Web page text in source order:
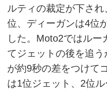
ルティの裁定が下さ
位、ディーガンは4位
した。Moto2ではルー
てジェットの後を追
が約9秒の差をつけて
は1位ジェット、2位